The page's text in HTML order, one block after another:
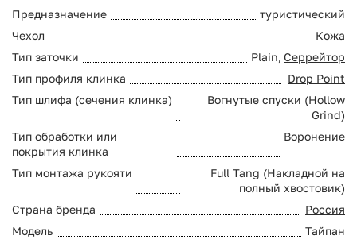
Предназначение
туристический
Чехол
Кожа
Тип заточки
Plain, Серрейтор
Тип профиля клинка
Drop Point
Тип шлифа (сечения клинка)
Вогнутые спуски (Hollow
Grind)
Тип обработки или
покрытия клинка
Воронение
Тип монтажа рукояти
Full Tang (Накладной на
полный хвостовик)
Страна бренда
Россия
Модель
Тайпан